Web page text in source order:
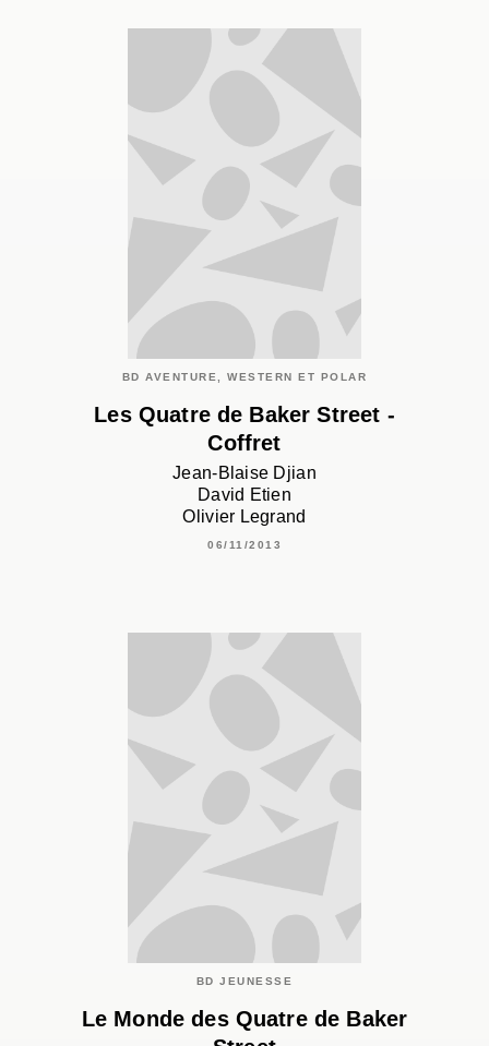
BD AVENTURE, WESTERN ET POLAR
Les Quatre de Baker Street -
Coffret
Jean-Blaise Djian
David Etien
Olivier Legrand
06/11/2013
BD JEUNESSE
Le Monde des Quatre de Baker